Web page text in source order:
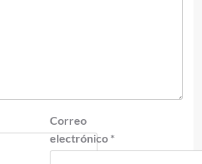
Correo
electrónico *